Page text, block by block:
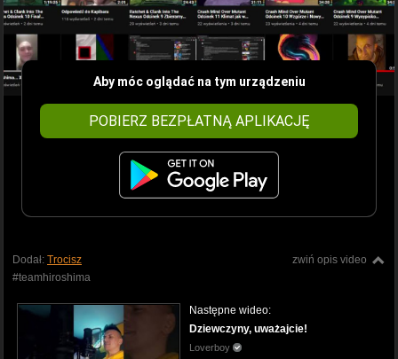
Aby móc oglądać na tym urządzeniu
POBIERZ BEZPŁATNĄ APLIKACJĘ
zwiń opis video
Dodał: Trocisz
#teamhiroshima
Następne wideo:
Dziewczyny, uważajcie!
Loverboy